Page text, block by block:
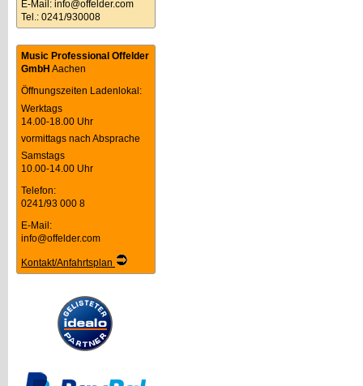
E-Mail: info@offelder.com
Tel.: 0241/930008
Music Professional Offelder
GmbH Aachen
Öffnungszeiten Ladenlokal:
Werktags
14.00-18.00 Uhr
vormittags nach Absprache
Samstags
10.00-14.00 Uhr
Telefon:
0241/93 000 8
E-Mail:
info@offelder.com
Kontakt/Anfahrtsplan